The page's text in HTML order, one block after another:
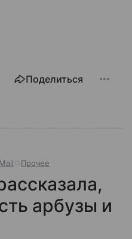
Поделиться
Прочее
арбузы и